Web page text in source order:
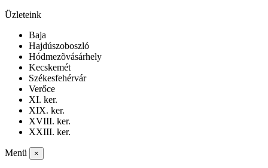
Üzleteink
Baja
Hajdúszoboszló
Hódmezõvásárhely
Kecskemét
Székesfehérvár
Verőce
XI. ker.
XIX. ker.
XVIII. ker.
XXIII. ker.
Menü ×